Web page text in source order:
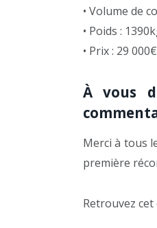
• Volume de
• Poids :
• Prix : 29 000€
À vous
Merci à tous
première
Retrouvez